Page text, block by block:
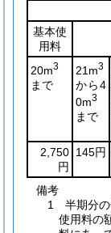
基本使
用料
20m3
まで
21m3
から4
0m3
まで
2,750
円
145円
備考
1 半期分の
使用料の